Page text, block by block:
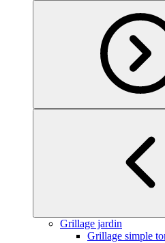
Grillage jardin
Grillage simple